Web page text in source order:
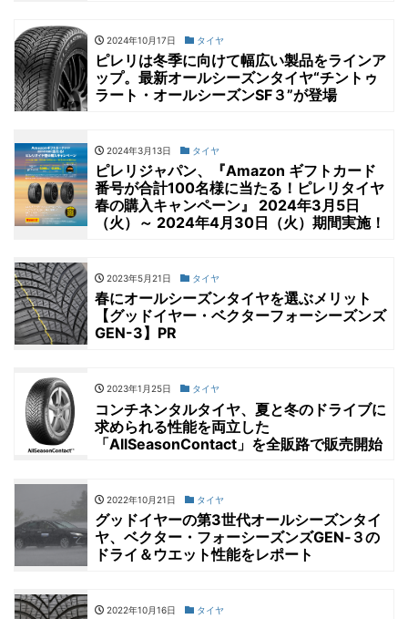
2024年10月17日 タイヤ
ピレリは冬季に向けて幅広い製品をラインア
ップ。最新オールシーズンタイヤ“チントゥ
ラート・オールシーズンSF３”が登場
2024年3月13日 タイヤ
ピレリジャパン、『Amazon ギフトカード
番号が合計100名様に当たる！ピレリタイヤ
春の購入キャンペーン』 2024年3月5日
（火）～ 2024年4月30日（火）期間実施！
2023年5月21日 タイヤ
春にオールシーズンタイヤを選ぶメリット
【グッドイヤー・ベクターフォーシーズンズ
GEN-3】PR
2023年1月25日 タイヤ
コンチネンタルタイヤ、夏と冬のドライブに
求められる性能を両立した
「AllSeasonContact」を全販路で販売開始
2022年10月21日 タイヤ
グッドイヤーの第3世代オールシーズンタイ
ヤ、ベクター・フォーシーズンズGEN‐３の
ドライ＆ウエット性能をレポート
2022年10月16日 タイヤ